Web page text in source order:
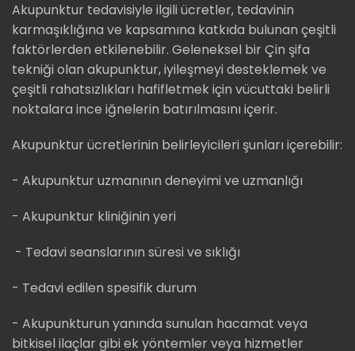
Akupunktur tedavisiyle ilgili ücretler, tedavinin
karmaşıklığına ve kapsamına katkıda bulunan çeşitli
faktörlerden etkilenebilir. Geleneksel bir Çin şifa
tekniği olan akupunktur, iyileşmeyi desteklemek ve
çeşitli rahatsızlıkları hafifletmek için vücuttaki belirli
noktalara ince iğnelerin batırılmasını içerir.
Akupunktur ücretlerinin belirleyicileri şunları içerebilir:
- Akupunktur uzmanının deneyimi ve uzmanlığı
- Akupunktur kliniğinin yeri
- Tedavi seanslarının süresi ve sıklığı
- Tedavi edilen spesifik durum
- Akupunkturun yanında sunulan hacamat veya
bitkisel ilaçlar gibi ek yöntemler veya hizmetler